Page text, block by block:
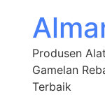
Produsen
Gamelan
Terbaik